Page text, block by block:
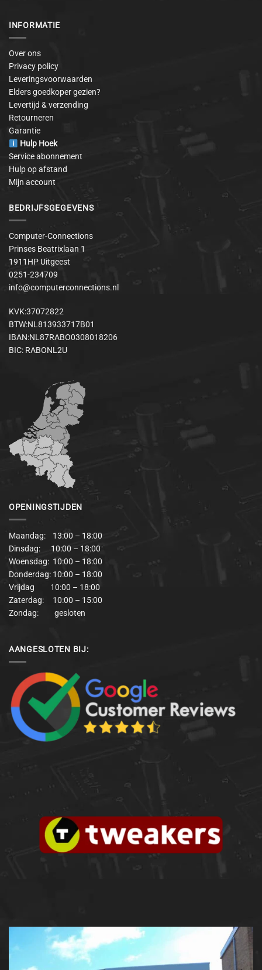
INFORMATIE
Over ons
Privacy policy
Leveringsvoorwaarden
Elders goedkoper gezien?
Levertijd & verzending
Retourneren
Garantie
Hulp Hoek
Service abonnement
Hulp op afstand
Mijn account
BEDRIJFSGEGEVENS
Computer-Connections
Prinses Beatrixlaan 1
1911HP Uitgeest
0251-234709
info@computerconnections.nl
KVK:37072822
BTW:NL813933717B01
IBAN:NL87RABO0308018206
BIC: RABONL2U
OPENINGSTIJDEN
Maandag: 13:00 – 18:00
Dinsdag: 10:00 – 18:00
Woensdag: 10:00 – 18:00
Donderdag: 10:00 – 18:00
Vrijdag 10:00 – 18:00
Zaterdag: 10:00 – 15:00
Zondag: gesloten
AANGESLOTEN BIJ: